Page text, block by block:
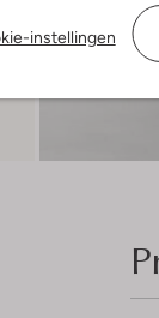
instellingen